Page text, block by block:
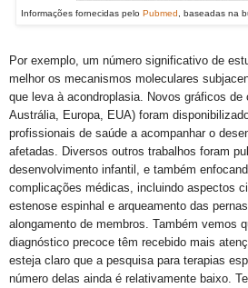
Informações fornecidas pelo Pubmed , baseadas na
Por exemplo, um número significativo de
melhor os mecanismos moleculares
que leva à acondroplasia. Novos gráficos de
Austrália, Europa, EUA) foram
profissionais de saúde a acompanhar o
afetadas. Diversos outros trabalhos foram
desenvolvimento infantil, e também
complicações médicas, incluindo aspectos
estenose espinhal e arqueamento das
alongamento de membros. Também vemos
diagnóstico precoce têm recebido mais
esteja claro que a pesquisa para terapias
número delas ainda é relativamente baixo.